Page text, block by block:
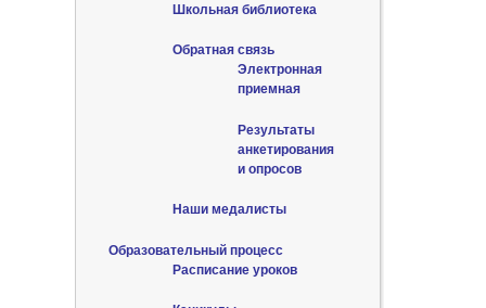
Школьная библиотека
Обратная связь
Электронная
приемная
Результаты
анкетирования
и опросов
Наши медалисты
Образовательный процесс
Расписание уроков